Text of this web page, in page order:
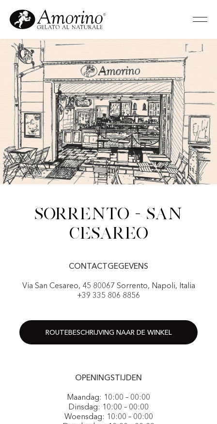
Sorrento - San
cesareo
CONTACTGEGEVENS
Via San Cesareo, 45 80067 Sorrento, Napoli, Italia
+39 335 806 8856
ROUTEBESCHRIJVING NAAR DE WINKEL
OPENINGSTIJDEN
Maandag: 10:00 – 00:00
Dinsdag: 10:00 – 00:00
Woensdag: 10:00 – 00:00